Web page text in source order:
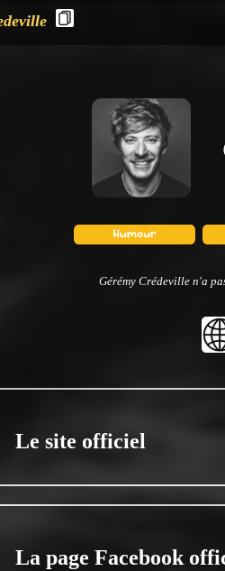
Gérémy Crédeville n'a
Le site officiel
La page Facebook